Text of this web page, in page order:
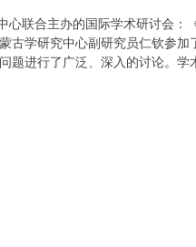
联合主办的国际学术研讨会：
古学研究中心副研究员仁钦参加
题进行了广泛、深入的讨论。学